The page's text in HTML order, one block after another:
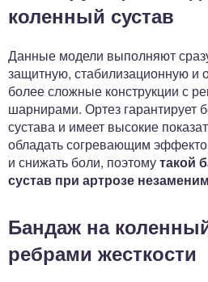
коленный сустав
Данные модели выполняют
защитную, стабилизационную и
более сложные конструкции с
шарнирами. Ортез гарантирует
сустава и имеет высокие
обладать согревающим
и снижать боли, поэтомутакой
сустав при артрозе незаменим
Бандаж на
ребрами жесткости